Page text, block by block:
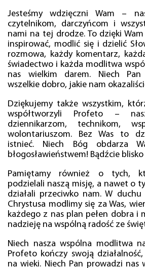
Jesteśmy wdzięczni Wam –
czytelnikom, darczyńcom i
nami na tej drodze. To dzięki
inspirować, modlić się i dzielić
rozmowa, każdy komentarz,
świadectwo i każda modlitwa
nas wielkim darem. Niech Pan
wszelkie dobro, jakie nam
Dziękujemy także wszystkim,
współtworzyli Profeto –
dziennikarzom, technikom,
wolontariuszom. Bez Was to
istnieć. Niech Bóg obdarza
błogosławieństwem! Bądźcie blisko
Pamiętamy również o tych,
podzielali naszą misję, a nawet o
działali przeciwko nam. W duchu
Chrystusa modlimy się za Was,
każdego z nas plan pełen dobra i
nadzieję na wspólną radość ze
Niech nasza wspólna modlitwa
Profeto kończy swoją
na wieki. Niech Pan prowadzi nas